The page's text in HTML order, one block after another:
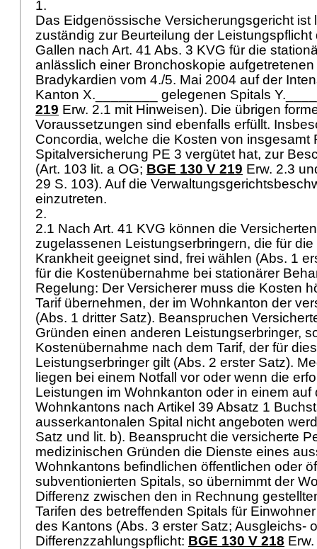
1.
Das Eidgenössische Versicherungsgericht ist
zuständig zur Beurteilung der Leistungspflicht
Gallen nach Art. 41 Abs. 3 KVG für die
anlässlich einer Bronchoskopie
Bradykardien vom 4./5. Mai 2004 auf der
Kanton X.________ gelegenen Spitals
219 Erw. 2.1 mit Hinweisen). Die übrigen
Voraussetzungen sind ebenfalls erfüllt.
Concordia, welche die Kosten von insgesamt
Spitalversicherung PE 3 vergütet hat, zur
(Art. 103 lit. a OG; BGE 130 V 219 Erw. 2.3
29 S. 103). Auf die
einzutreten.
2.
2.1 Nach Art. 41 KVG können die
zugelassenen Leistungserbringern, die für
Krankheit geeignet sind, frei wählen (Abs. 1
für die Kostenübernahme bei stationärer
Regelung: Der Versicherer muss die Kosten
Tarif übernehmen, der im Wohnkanton der
(Abs. 1 dritter Satz). Beanspruchen
Gründen einen anderen Leistungserbringer,
Kostenübernahme nach dem Tarif, der für
Leistungserbringer gilt (Abs. 2 erster Satz).
liegen bei einem Notfall vor oder wenn die
Leistungen im Wohnkanton oder in einem auf
Wohnkantons nach Artikel 39 Absatz 1
ausserkantonalen Spital nicht angeboten
Satz und lit. b). Beansprucht die versicherte
medizinischen Gründen die Dienste eines
Wohnkantons befindlichen öffentlichen oder
subventionierten Spitals, so übernimmt der
Differenz zwischen den in Rechnung
Tarifen des betreffenden Spitals für
des Kantons (Abs. 3 erster Satz; Ausgleichs-
Differenzzahlungspflicht: BGE 130 V 218